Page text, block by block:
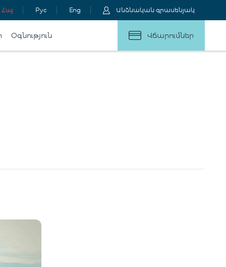
Հայ Рус Eng Անձնական գրասենյակ
Օգնություն Վճարումներ